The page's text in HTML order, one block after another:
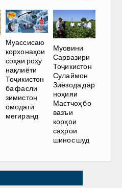
Муассисаю
корхонаҳои
соҳаи роҳу
нақлиёти
Тоҷикистон
ба фасли
зимистон
омодагӣ
мегиранд
Муовини
Сарвазири
Тоҷикистон
Сулаймон
Зиёзода дар
ноҳияи
Мастчоҳ бо
вазъи
корҳои
саҳроӣ
шинос шуд